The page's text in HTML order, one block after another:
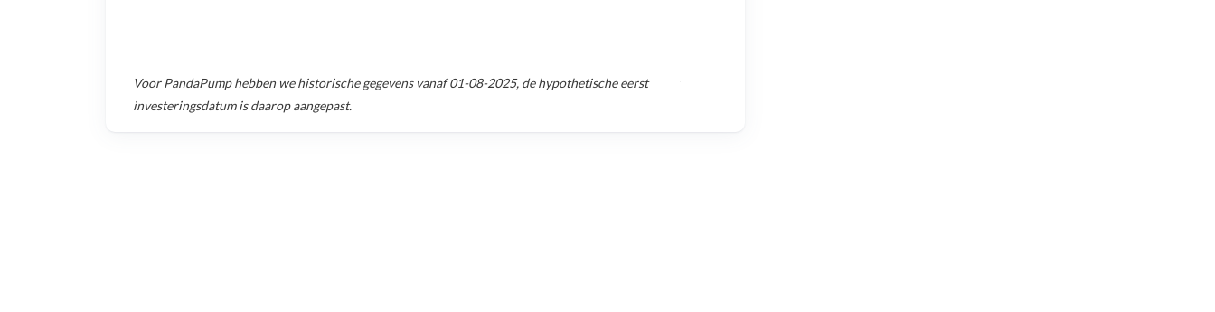
VoorPandaPumphebben we historische gegevens vanaf01-08-2025, de hypothetische eerst
investeringsdatum is daarop aangepast.